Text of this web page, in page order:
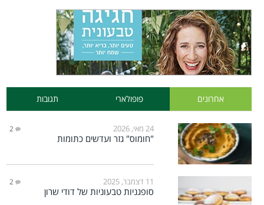
אחרונים פופולארי תגובות
24 מאי, 2026 2
"חומוס" גזר ועדשים כתומות
11 דצמבר, 2025 2
סופגניות טבעוניות של דודי שרון